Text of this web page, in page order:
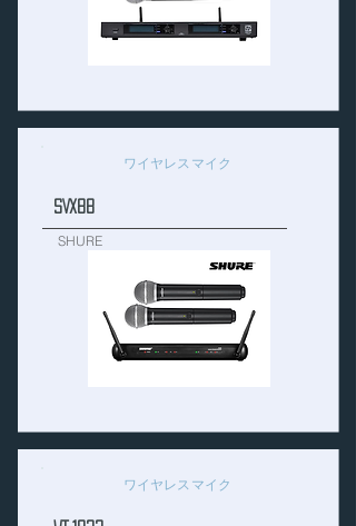
ワイヤレスマイク
SVX88
SHURE
ワイヤレスマイク